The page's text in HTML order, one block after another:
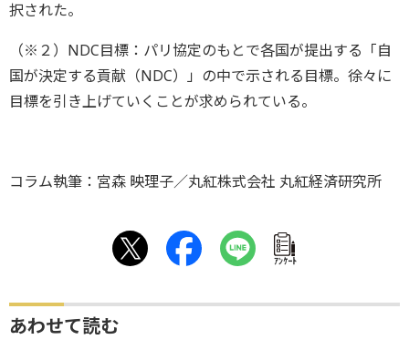
択された。
（※２）NDC目標：パリ協定のもとで各国が提出する「自
国が決定する貢献（NDC）」の中で示される目標。徐々に
目標を引き上げていくことが求められている。
コラム執筆：宮森 映理子／丸紅株式会社 丸紅経済研究所
ｱﾝｹｰﾄ
あわせて読む